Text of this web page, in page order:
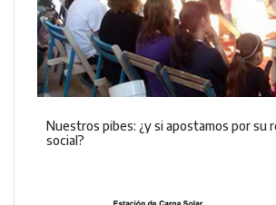
Nuestros pibes: ¿y si apostamos por su
social?